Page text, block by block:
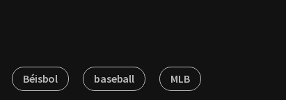
Béisbol baseball MLB